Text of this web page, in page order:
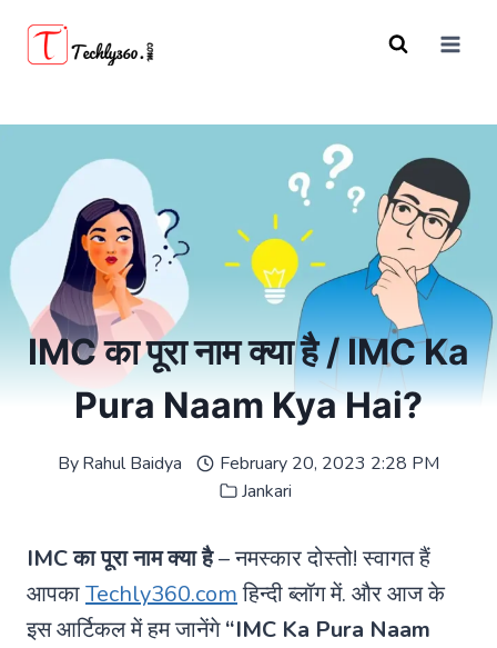
IMC का पूरा नाम क्या है / IMC Ka
Pura Naam Kya Hai?
ByRahul Baidya
February 20, 2023 2:28 PM
Jankari
IMC का पूरा नाम क्या है– नमस्कार दोस्तो! स्वागत हैं
आपकाTechly360.comहिन्दी ब्लॉग में. और आज के
इस आर्टिकल में हम जानेंगे“IMC Ka Pura Naam